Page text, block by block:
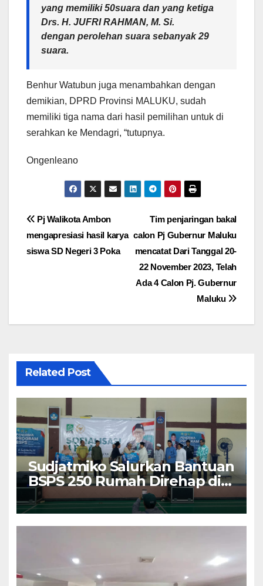
yang memiliki 50suara dan yang ketiga
Drs. H. JUFRI RAHMAN, M. Si.
dengan perolehan suara sebanyak 29
suara.
Benhur Watubun juga menambahkan dengan
demikian, DPRD Provinsi MALUKU, sudah
memiliki tiga nama dari hasil pemilihan untuk di
serahkan ke Mendagri, “tutupnya.
Ongenleano
Navigasi
pos
Tim penjaringan bakal
calon Pj Gubernur Maluku
mencatat Dari Tanggal 20-
22 November 2023, Telah
Ada 4 Calon Pj. Gubernur
Maluku
Pj Walikota Ambon
mengapresiasi hasil karya
siswa SD Negeri 3 Poka
Related Post
Sudjatmiko Salurkan Bantuan
BSPS 250 Rumah Direhap di
Depok